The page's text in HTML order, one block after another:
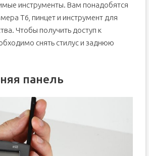
инструменты. Вам понадобятся
T6, пинцет и инструмент для
Чтобы получить доступ к
снять стилус и заднюю
панель